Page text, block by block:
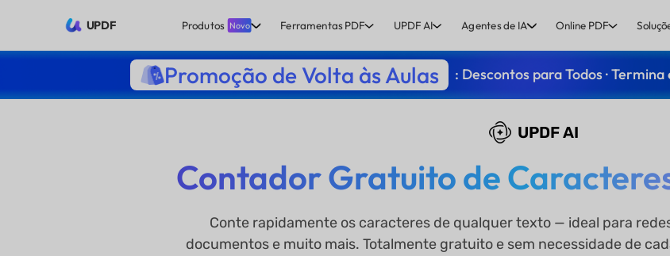
UPDF Produtos Novo Ferramentas PDF UPDF AI Agentes de IA Online PDF
Promoção de Volta às Aulas : Descontos para Todos ·
UPDF AI
Contador Gratuito de
Conte rapidamente os caracteres de qualquer texto — ideal para
documentos e muito mais. Totalmente gratuito e sem necessidade de